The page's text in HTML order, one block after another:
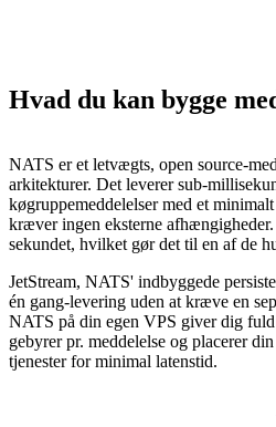
Hvad du kan bygge
NATS er et letvægts, open source-
arkitekturer. Det leverer sub-
køgruppemeddelelser med et
kræver ingen eksterne
sekundet, hvilket gør det til en af de
JetStream, NATS' indbyggede
én gang-levering uden at kræve en
NATS på din egen VPS giver dig
gebyrer pr. meddelelse og placerer
tjenester for minimal latenstid.